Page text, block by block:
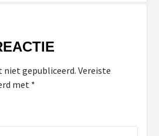
niet gepubliceerd. Vereiste
met *